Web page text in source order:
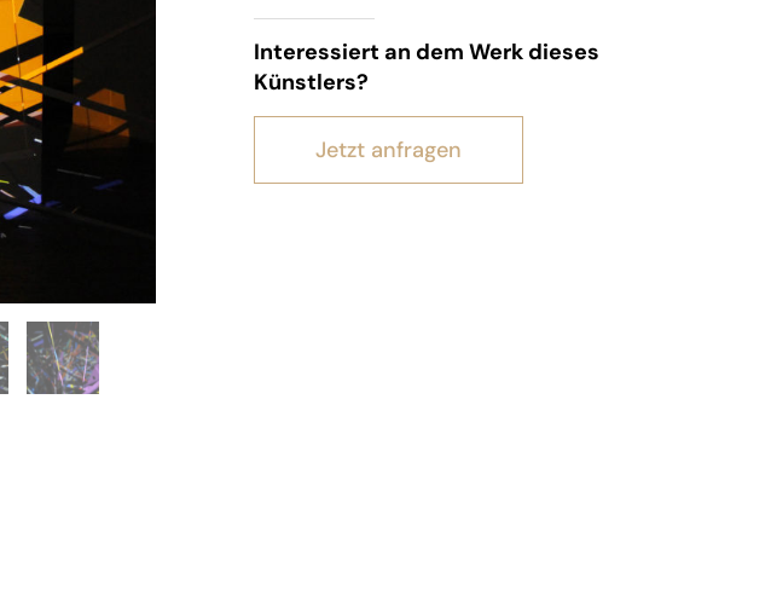
Interessiert an dem Werk dieses
Künstlers?
Jetzt anfragen